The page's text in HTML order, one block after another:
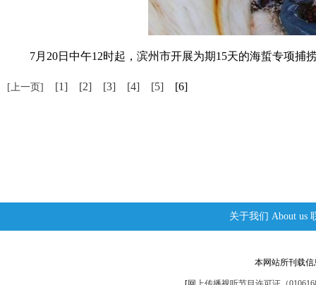
7月20日中午12时起，滨州市开展为期15天的海蜇专项捕
[上一页] [1] [2] [3] [4] [5] [6]
关于我们 About us
本网站所刊载